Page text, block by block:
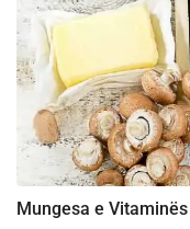
Mungesa e